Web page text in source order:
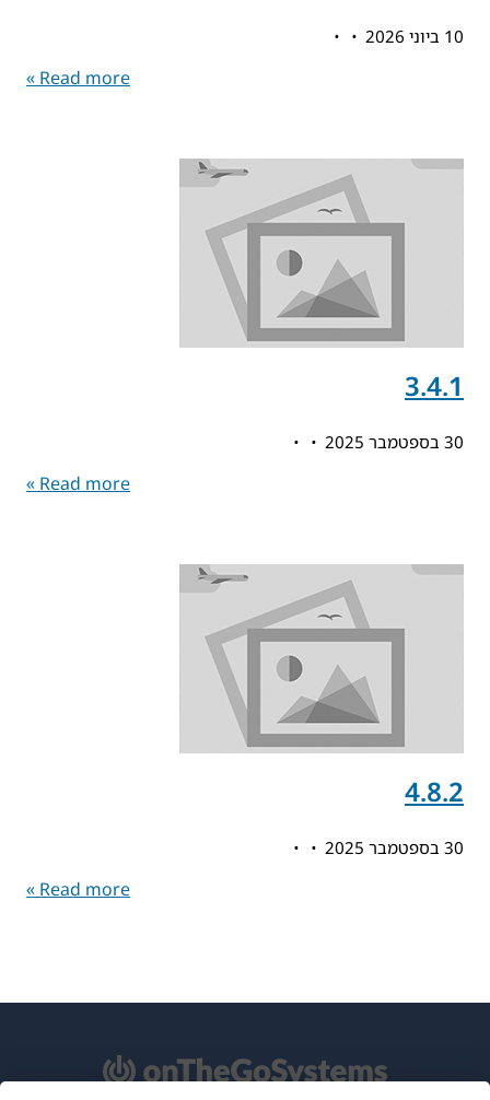
10 ביוני 2026
Read more »
3.4.1
30 בספטמבר 2025
Read more »
4.8.2
30 בספטמבר 2025
Read more »